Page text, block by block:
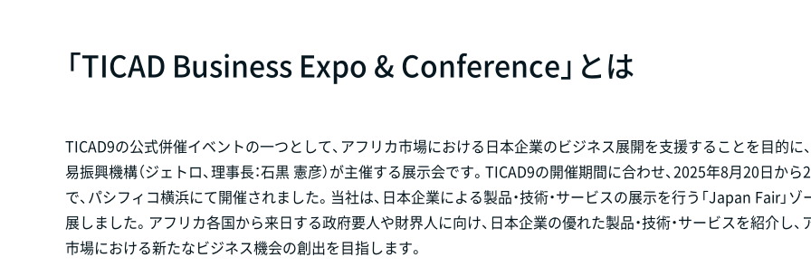
「TICAD Business Expo & Conference」とは
TICAD9の公式併催イベントの一つとして、アフリカ市場における日本企業のビジネス展開を支援することを目的に
易振興機構（ジェトロ、理事長：石黒 憲彦）が主催する展示会です。TICAD9の開催期間に合わせ、2025年8月20日から
で、パシフィコ横浜にて開催されました。当社は、日本企業による製品・技術・サービスの展示を行う「Japan Fair」ゾ
展しました。アフリカ各国から来日する政府要人や財界人に向け、日本企業の優れた製品・技術・サービスを紹介し、
市場における新たなビジネス機会の創出を目指します。